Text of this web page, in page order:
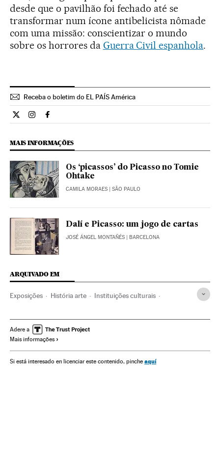
desde que o pavilhão foi fechado até se
transformar num ícone antibelicista nômade
com uma missão: conscientizar o mundo
sobre os horrores da Guerra Civil espanhola.
Receba o boletim do EL PAÍS América
Cultura El País Brasil en Twitter
Cultura El País Brasil en Instagram
Cultura El País Brasil en Facebook
MAIS INFORMAÇÕES
Os ‘picassos’ do Picasso no Tomie
Ohtake
CAMILA MORAES | SÃO PAULO
Dalí e Picasso: um jogo de cartas
JOSÉ ÁNGEL MONTAÑÉS | BARCELONA
ARQUIVADO EM
Exposições História arte Instituições culturais
Sociedade El Guernica
Pablo Picasso
Arte século XX Artes plásticas Museus
Adere a
Mais informações
Si está interesado en licenciar este contenido, pinche aquí